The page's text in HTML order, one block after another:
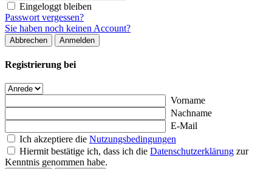
Eingeloggt bleiben
Passwort vergessen?
Sie haben noch keinen Account?
Abbrechen Anmelden
Registrierung bei
Vorname
Nachname
E-Mail
Ich akzeptiere die Nutzungsbedingungen
Hiermit bestätige ich, dass ich die Datenschutzerklärung zur
Kenntnis genommen habe.